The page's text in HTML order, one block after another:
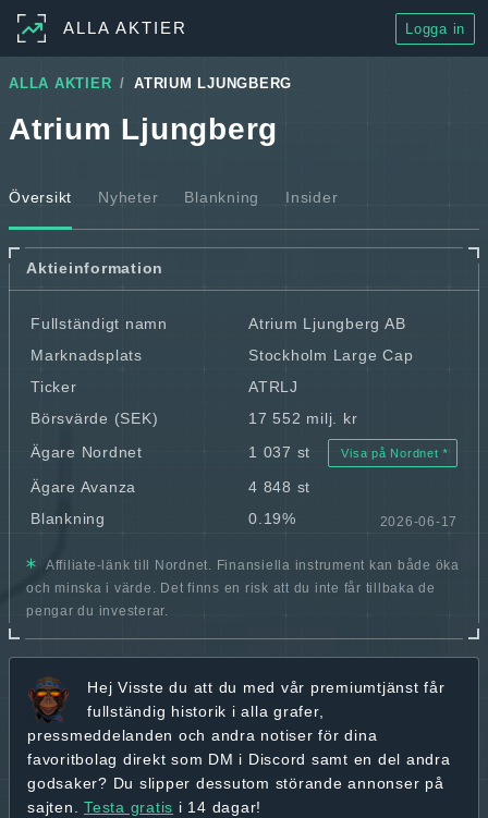
ALLA AKTIER Logga in
ALLA AKTIER ATRIUM LJUNGBERG
Atrium Ljungberg
Översikt Nyheter Blankning Insider
Aktieinformation
Fullständigt namn
Atrium Ljungberg AB
Marknadsplats
Stockholm Large Cap
Ticker
ATRLJ
Börsvärde (SEK)
17 552 milj. kr
Ägare Nordnet
1 037 st Visa på Nordnet
Ägare Avanza
4 848 st
Blankning
0.19% 2026-06-17
Affiliate-länk till Nordnet. Finansiella instrument kan både öka
och minska i värde. Det finns en risk att du inte får tillbaka de
pengar du investerar.
Hej Visste du att du med vår premiumtjänst får
fullständig historik i alla grafer,
pressmeddelanden och andra notiser för dina
favoritbolag direkt som DM i Discord samt en del andra
godsaker? Du slipper dessutom störande annonser på
sajten. Testa gratis i 14 dagar!